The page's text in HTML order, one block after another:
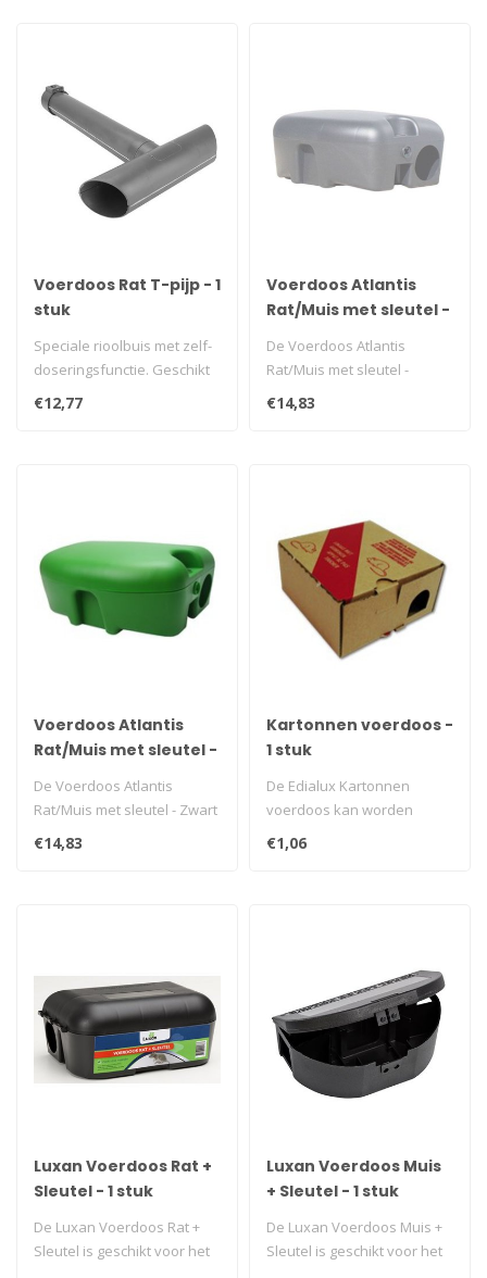
Voerdoos Rat T-pijp - 1
stuk
Speciale rioolbuis met zelf-
doseringsfunctie. Geschikt
voor onder andere Pasta e..
€12,77
Voerdoos Atlantis
Rat/Muis met sleutel -
De Voerdoos Atlantis
Rat/Muis met sleutel -
Transparant kan worden
gebruikt in d..
€14,83
Voerdoos Atlantis
Rat/Muis met sleutel -
De Voerdoos Atlantis
Rat/Muis met sleutel - Zwart
kan worden gebruikt in
diverse..
€14,83
Kartonnen voerdoos -
1 stuk
De Edialux Kartonnen
voerdoos kan worden
gebruikt om lokaas in te
plaatsen. De z..
€1,06
Luxan Voerdoos Rat +
Sleutel - 1 stuk
De Luxan Voerdoos Rat +
Sleutel is geschikt voor het
Luxan Voerdoos Muis
+ Sleutel - 1 stuk
De Luxan Voerdoos Muis +
Sleutel is geschikt voor het